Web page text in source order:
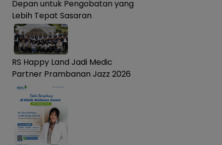
Depan untuk Pengobatan yang
Lebih Tepat Sasaran
RS Happy Land Jadi Medic
Partner Prambanan Jazz 2026